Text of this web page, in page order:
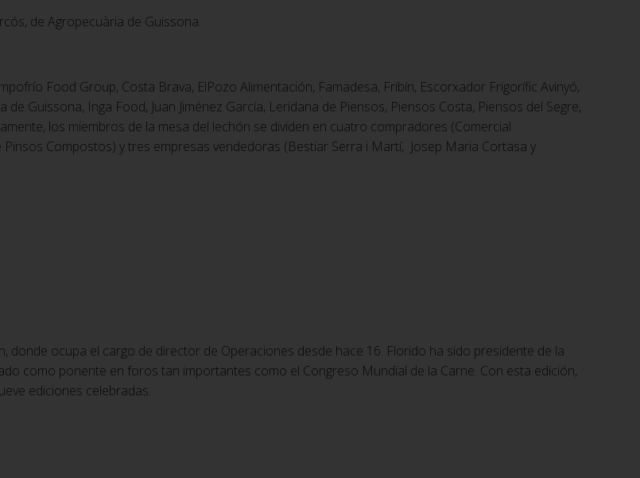
de Agropecuària de Guissona.
Food Group, Costa Brava, ElPozo Alimentación, Famadesa, Fribín, Escorxador Frigorífic Avinyó,
Guissona, Inga Food, Juan Jiménez García, Leridana de Piensos, Piensos Costa, Piensos del Segre,
los miembros de la mesa del lechón se dividen en cuatro compradores (Comercial
Compostos) y tres empresas vendedoras (Bestiar Serra i Martí, Josep Maria Cortasa y
donde ocupa el cargo de director de Operaciones desde hace 16. Florido ha sido presidente de la
como ponente en foros tan importantes como el Congreso Mundial de la Carne. Con esta edición,
ediciones celebradas.